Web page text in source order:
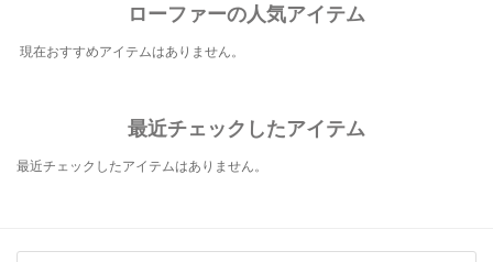
ローファーの人気アイテム
現在おすすめアイテムはありません。
最近チェックしたアイテム
最近チェックしたアイテムはありません。